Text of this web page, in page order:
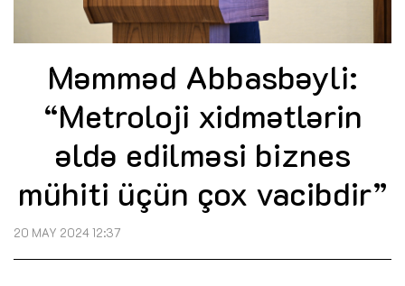
Məmməd Abbasbəyli:
“Metroloji xidmətlərin
əldə edilməsi biznes
mühiti üçün çox vacibdir”
20 MAY 2024 12:37